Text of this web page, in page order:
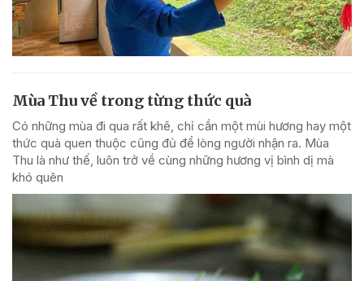
Mùa Thu về trong từng thức quà
Có những mùa đi qua rất khẽ, chỉ cần một mùi hương hay một
thức quà quen thuộc cũng đủ để lòng người nhận ra. Mùa
Thu là như thế, luôn trở về cùng những hương vị bình dị mà
khó quên